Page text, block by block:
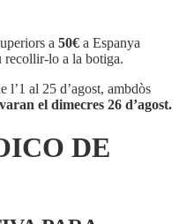
a 50€ a Espanya
recollir-lo a la botiga.
l’1 al 25 d’agost, ambdòs
el dimecres 26 d’agost.
DE